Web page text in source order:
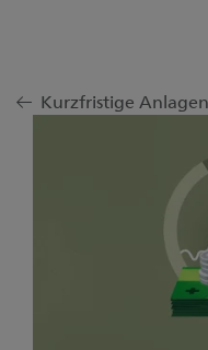
Kurzfristige Anlagen